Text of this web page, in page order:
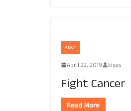
ADVT
April 22, 2019 kiyas
Fight Cancer
Read More